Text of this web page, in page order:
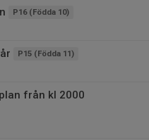
P16 (Födda 10)
P15 (Födda 11)
från kl 2000